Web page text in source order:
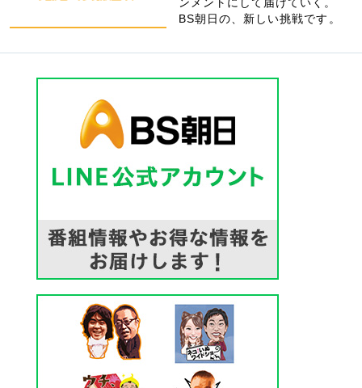
BS朝日の、新しい挑戦です。